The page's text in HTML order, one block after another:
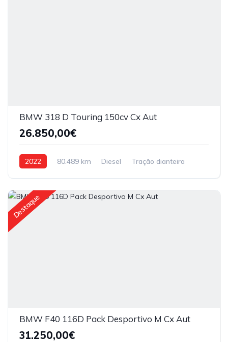
BMW 318 D Touring 150cv Cx Aut
26.850,00€
2022 80.489 km Diesel Tração dianteira
Destaque
BMW F40 116D Pack Desportivo M Cx Aut
31.250,00€